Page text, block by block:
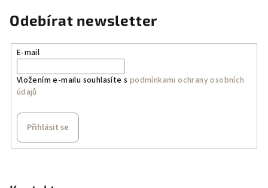
Odebírat newsletter
E-mail
Vložením e-mailu souhlasíte s podmínkami ochrany osobních
údajů
Přihlásit se